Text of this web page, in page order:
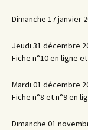
Dimanche 17 janvier
Jeudi 31 décembre
Fiche n°10 en ligne
Mardi 01 décembre
Fiche n°8 et n°9 en
Dimanche 01